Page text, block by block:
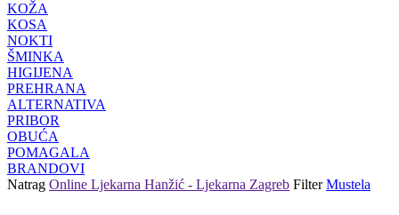
KOŽA
KOSA
NOKTI
ŠMINKA
HIGIJENA
PREHRANA
ALTERNATIVA
PRIBOR
OBUĆA
POMAGALA
BRANDOVI
Natrag Online Ljekarna Hanžić - Ljekarna Zagreb Filter Mustela